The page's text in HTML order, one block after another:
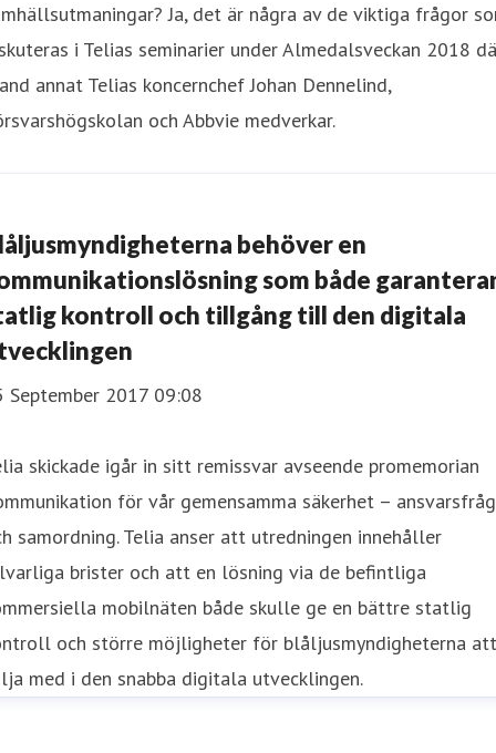
Ja, det är några av de viktiga frågor
i Telias seminarier under Almedalsveckan 2018
annat Telias koncernchef Johan Dennelind,
och Abbvie medverkar.
behöver en
som både
kontroll och tillgång till den digitala
September 2017 09:08
skickade igår in sitt remissvar avseende promemorian
för vår gemensamma säkerhet –
samordning. Telia anser att utredningen innehåller
brister och att en lösning via de befintliga
mobilnäten både skulle ge en bättre statlig
och större möjligheter för blåljusmyndigheterna att
med i den snabba digitala utvecklingen.